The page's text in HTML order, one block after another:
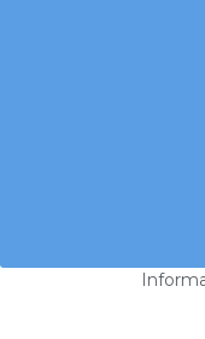
A
Que
cuja
Saiba